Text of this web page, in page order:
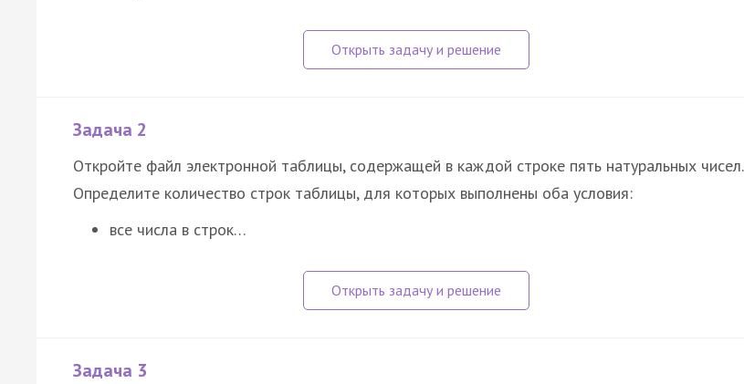
Задача 2
Откройте файл электронной таблицы, содержащей в каждой строке пять натуральных чисел.
Определите количество строк таблицы, для которых выполнены оба условия:
все числа в строк…
Задача 3